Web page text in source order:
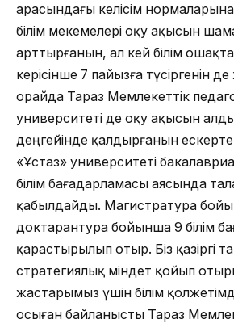
арасындағы келісім нормаларына
білім мекемелері оқу ақысын
арттырғанын, ал кей білім
керісінше 7 пайызға түсіргенін
орайда Тараз Мемлекеттік
университеті де оқу ақысын
деңгейінде қалдырғанын
«Ұстаз» университеті
білім бағадарламасы аясында
қабылдайды. Магистратура
доктарантура бойынша 9 білім
қарастырылып отыр. Біз қазіргі
стратегиялық міндет қойып
жастарымыз үшін білім
осыған байланысты Тараз